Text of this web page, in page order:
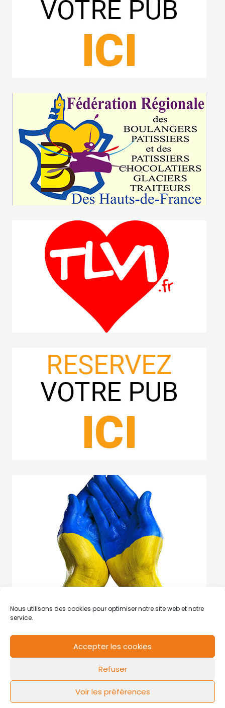
Nous utilisons des cookies pour optimiser notre site web et notre
service.
Accepter les cookies
Refuser
Voir les préférences
Mentions légales Politique de cookies
FLOW44